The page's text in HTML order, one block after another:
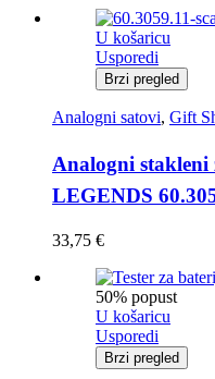
U košaricu
Usporedi
Brzi pregled
Analogni satovi, Gift
Analogni
LEGENDS
33,75 €
50% popust
U košaricu
Usporedi
Brzi pregled